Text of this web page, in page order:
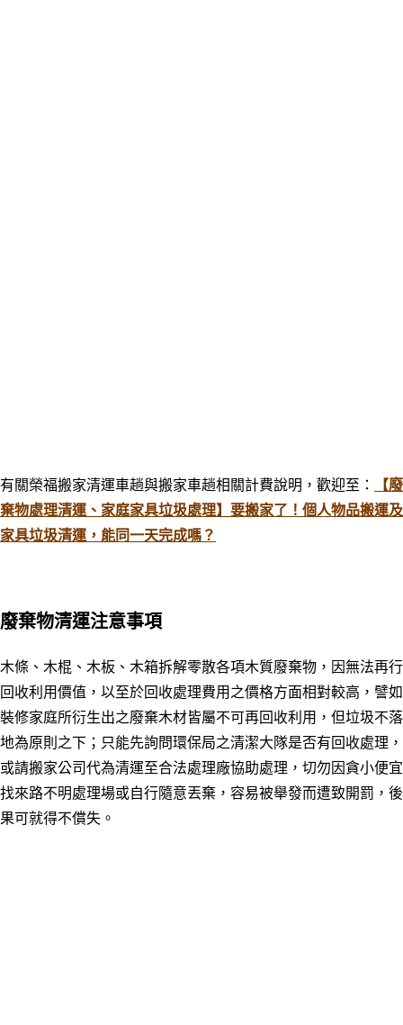
有關榮福搬家清運車趟與搬家車趟相關計費說明，歡迎至：
【廢
棄物處理清運、家庭家具垃圾處理】要搬家了！個人物品搬運及
家具垃圾清運，能同一天完成嗎？
廢棄物清運注意事項
木條、木棍、木板、木箱拆解零散各項木質廢棄物，因無法再行
回收利用價值 ，以至於回收處理費用之價格方面相對較高，譬如
裝修家庭所衍生出之廢棄木材皆屬不可再回收利用，但垃圾不落
地為原則之下；只能先詢問環保局之清潔大隊是否有回收處理 ，
或請搬家公司代為清運至合法處理廠協助處理 ，切勿因貪小便宜
找來路不明處理場或自行隨意丟棄，容易被舉發而遭致開罰 ，後
果可就得不償失 。